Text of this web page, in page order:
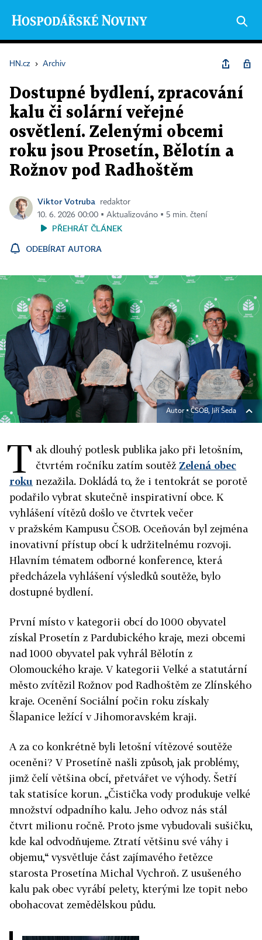
HN.cz › Archiv
Dostupné bydlení, zpracování
kalu či solární veřejné
osvětlení. Zelenými obcemi
roku jsou Prosetín, Bělotín a
Rožnov pod Radhoštěm
Viktor Votruba
redaktor
10. 6. 2026 00:00 ▪ Aktualizováno ▪ 5 min. čtení
PŘEHRÁT ČLÁNEK
ODEBÍRAT AUTORA
Autor ▪ ČSOB, Jiří Šeda
T ak dlouhý potlesk publika jako při letošním,
čtvrtém ročníku zatím soutěž Zelená obec
roku nezažila. Dokládá to, že i tentokrát se porotě
podařilo vybrat skutečně inspirativní obce. K
vyhlášení vítězů došlo ve čtvrtek večer
v pražském Kampusu ČSOB. Oceňován byl zejména
inovativní přístup obcí k udržitelnému rozvoji.
Hlavním tématem odborné konference, která
předcházela vyhlášení výsledků soutěže, bylo
dostupné bydlení.
První místo v kategorii obcí do 1000 obyvatel
získal Prosetín z Pardubického kraje, mezi obcemi
nad 1000 obyvatel pak vyhrál Bělotín z
Olomouckého kraje. V kategorii Velké a statutární
město zvítězil Rožnov pod Radhoštěm ze Zlínského
kraje. Ocenění Sociální počin roku získaly
Šlapanice ležící v Jihomoravském kraji.
A za co konkrétně byli letošní vítězové soutěže
oceněni? V Prosetíně našli způsob, jak problémy,
jimž čelí většina obcí, přetvářet ve výhody. Šetří
tak statisíce korun. „Čistička vody produkuje velké
množství odpadního kalu. Jeho odvoz nás stál
čtvrt milionu ročně. Proto jsme vybudovali sušičku,
kde kal odvodňujeme. Ztratí většinu své váhy i
objemu,“ vysvětluje část zajímavého řetězce
starosta Prosetína Michal Vychroň. Z usušeného
kalu pak obec vyrábí pelety, kterými lze topit nebo
obohacovat zemědělskou půdu.